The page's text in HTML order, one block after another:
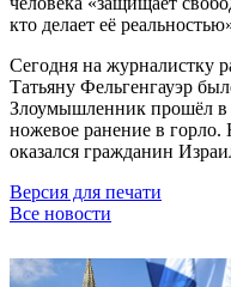
кто делает её
Сегодня на журналистку
Татьяну Фельгенгауэр
Злоумышленник прошёл
ножевое ранение в
оказался гражданин
Версия для печати
Все новости